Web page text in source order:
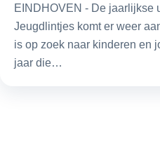
EINDHOVEN - De jaarlijkse
Jeugdlintjes komt er weer
is op zoek naar kinderen en
jaar die…